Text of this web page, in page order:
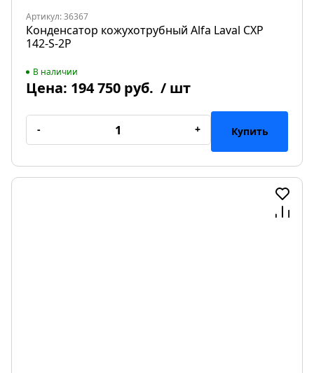
Артикул: 36367
Конденсатор кожухотрубный Alfa Laval CXP
142-S-2P
В наличии
Цена: 194 750 руб. / шт
- + Купить